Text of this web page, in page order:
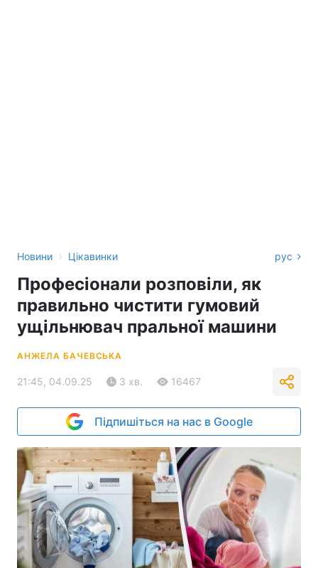
Новини › Цікавинки рус
Професіонали розповіли, як
правильно чистити гумовий
ущільнювач пральної машини
АНЖЕЛА БАЧЕВСЬКА
21:45, 04.09.25 3 хв. 16467
Підпишіться на нас в Google